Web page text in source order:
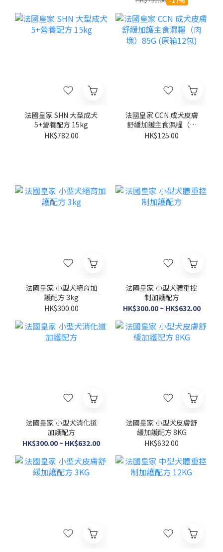
法國皇家 SHN 大型成犬
5+營養配方 15kg
HK$782.00
法國皇家 CCN 成犬皮膚
舒緩加護主食濕糧（肉
塊）85G (原箱12包)
HK$125.00
法國皇家 小型犬絕育加
護配方 3kg
HK$300.00
法國皇家 小型犬體重控
制加護配方
HK$300.00 ~ HK$632.00
法國皇家 小型犬消化道
加護配方
HK$300.00 ~ HK$632.00
法國皇家 小型犬皮膚舒
緩加護配方 8KG
HK$632.00